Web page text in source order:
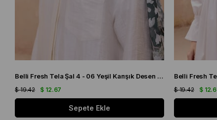
Belli Fresh Tela Şal 4 - 06 Yeşil Karışık Desen 49711
$ 12.67
$ 19.42
Sepete Ekle
Belli Fresh
$
$ 19.42